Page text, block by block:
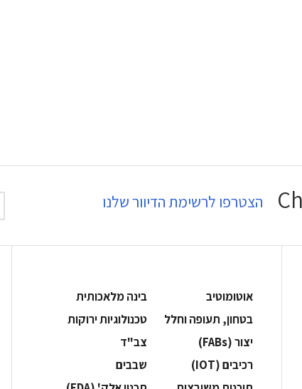
הצטרפו לרשימת הדיוור שלנו
אוטומוטיב
בינה מלאכותית
בטחון, תעופה וחלל
‫טכנולוגיות ירוקות‬
‫יצור (‪(FABs‬‬
‫צב"ד‬
‫רכיבים‬ (IOT)
‫שבבים‬